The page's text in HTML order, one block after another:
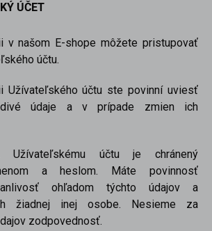
ÚČET
v našom E-shope môžete pristupovať
účtu.
Užívateľského účtu ste povinní uviesť
údaje a v prípade zmien ich
účtu je chránený
a heslom. Máte povinnosť
ohľadom týchto údajov a
žiadnej inej osobe. Nesieme za
zodpovednosť.